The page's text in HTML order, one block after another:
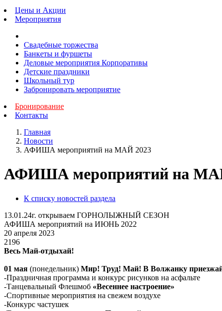
Цены и Акции
Мероприятия
Свадебные торжества
Банкеты и фуршеты
Деловые мероприятия Корпоративы
Детские праздники
Школьный тур
Забронировать мероприятие
Бронирование
Контакты
Главная
Новости
АФИША мероприятий на МАЙ 2023
АФИША мероприятий на
К списку новостей раздела
13.01.24г. открываем ГОРНОЛЫЖНЫЙ СЕЗОН
АФИША мероприятий на ИЮНЬ 2022
20 апреля 2023
2196
Весь Май-отдыхай!
01 мая (понедельник) Мир! Труд! Май! В Волжанку
-Праздничная программа и конкурс рисунков на асфальте
-Танцевальный Флешмоб «Весеннее настроение»
-Спортивные мероприятия на свежем воздухе
-Конкурс частушек